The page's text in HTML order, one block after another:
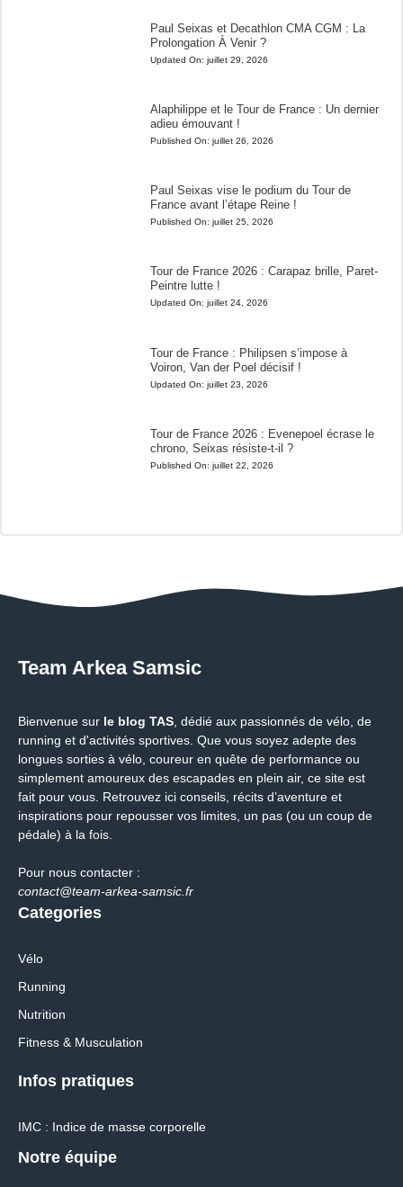
Paul Seixas et Decathlon CMA CGM : La
Prolongation À Venir ?
Updated On: juillet 29, 2026
Alaphilippe et le Tour de France : Un dernier
adieu émouvant !
Published On: juillet 26, 2026
Paul Seixas vise le podium du Tour de
France avant l’étape Reine !
Published On: juillet 25, 2026
Tour de France 2026 : Carapaz brille, Paret-
Peintre lutte !
Updated On: juillet 24, 2026
Tour de France : Philipsen s’impose à
Voiron, Van der Poel décisif !
Updated On: juillet 23, 2026
Tour de France 2026 : Evenepoel écrase le
chrono, Seixas résiste-t-il ?
Published On: juillet 22, 2026
Team Arkea Samsic
Bienvenue sur le blog TAS, dédié aux passionnés de vélo, de
running et d'activités sportives. Que vous soyez adepte des
longues sorties à vélo, coureur en quête de performance ou
simplement amoureux des escapades en plein air, ce site est
fait pour vous. Retrouvez ici conseils, récits d’aventure et
inspirations pour repousser vos limites, un pas (ou un coup de
pédale) à la fois.
Pour nous contacter :
contact@team-arkea-samsic.fr
Categories
Vélo
Running
Nutrition
Fitness & Musculation
Infos pratiques
IMC : Indice de masse corporelle
Notre équipe